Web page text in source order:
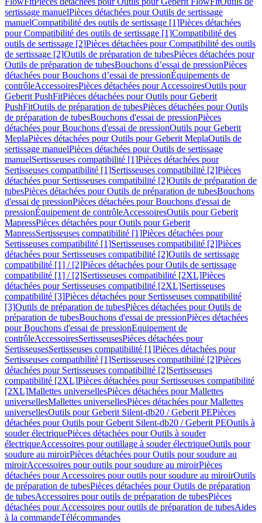
sertissage manuelPièces détachées pour Outils de sertissage
manuelCompatibilité des outils de sertissage [1]Pièces détachées
pour Compatibilité des outils de sertissage [1]Compatibilité des
outils de sertissage [2]Pièces détachées pour Compatibilité des outils
de sertissage [2]Outils de préparation de tubesPièces détachées pour
Outils de préparation de tubesBouchons d’essai de pressionPièces
détachées pour Bouchons d’essai de pressionÉquipements de
contrôleAccessoiresPièces détachées pour AccessoiresOutils pour
Geberit PushFitPièces détachées pour Outils pour Geberit
PushFitOutils de préparation de tubesPièces détachées pour Outils
de préparation de tubesBouchons d'essai de pressionPièces
détachées pour Bouchons d'essai de pressionOutils pour Geberit
MeplaPièces détachées pour Outils pour Geberit MeplaOutils de
sertissage manuelPièces détachées pour Outils de sertissage
manuelSertisseuses compatibilité [1]Pièces détachées pour
Sertisseuses compatibilité [1]Sertisseuses compatibilité [2]Pièces
détachées pour Sertisseuses compatibilité [2]Outils de préparation de
tubesPièces détachées pour Outils de préparation de tubesBouchons
d'essai de pressionPièces détachées pour Bouchons d'essai de
pressionÉquipement de contrôleAccessoiresOutils pour Geberit
MapressPièces détachées pour Outils pour Geberit
MapressSertisseuses compatibilité [1]Pièces détachées pour
Sertisseuses compatibilité [1]Sertisseuses compatibilité [2]Pièces
détachées pour Sertisseuses compatibilité [2]Outils de sertissage
compatibilité [1] / [2]Pièces détachées pour Outils de sertissage
compatibilité [1] / [2]Sertisseuses compatibilité [2XL]Pièces
détachées pour Sertisseuses compatibilité [2XL]Sertisseuses
compatibilité [3]Pièces détachées pour Sertisseuses compatibilité
[3]Outils de préparation de tubesPièces détachées pour Outils de
préparation de tubesBouchons d'essai de pressionPièces détachées
pour Bouchons d'essai de pressionEquipement de
contrôleAccessoiresSertisseusesPièces détachées pour
SertisseusesSertisseuses compatibilité [1]Pièces détachées pour
Sertisseuses compatibilité [1]Sertisseuses compatibilité [2]Pièces
détachées pour Sertisseuses compatibilité [2]Sertisseuses
compatibilité [2XL]Pièces détachées pour Sertisseuses compatibilité
[2XL]Mallettes universellesPièces détachées pour Mallettes
universellesMallettes universellesPièces détachées pour Mallettes
universellesOutils pour Geberit Silent-db20 / Geberit PEPièces
détachées pour Outils pour Geberit Silent-db20 / Geberit PEOutils à
souder électriquePièces détachées pour Outils à souder
électriqueAccessoires pour outillage à souder électriqueOutils pour
soudure au miroirPièces détachées pour Outils pour soudure au
miroirAccessoires pour outils pour soudure au miroirPièces
détachées pour Accessoires pour outils pour soudure au miroirOutils
de préparation de tubesPièces détachées pour Outils de préparation
de tubesAccessoires pour outils de préparation de tubesPièces
détachées pour Accessoires pour outils de préparation de tubesAides
à la commandeTélécommandes